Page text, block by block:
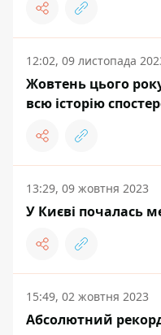
12:02, 09 листопада
Жовтень цього
всю історію
13:29, 09 жовтня 2023
У Києві почалась
15:49, 02 жовтня 2023
Абсолютний